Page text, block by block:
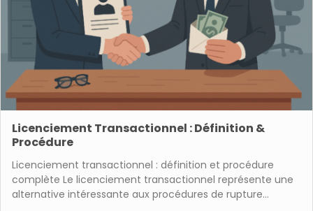
Licenciement Transactionnel : Définition &
Procédure
Licenciement transactionnel : définition et procédure
complète Le licenciement transactionnel représente une
alternative intéressante aux procédures de rupture…